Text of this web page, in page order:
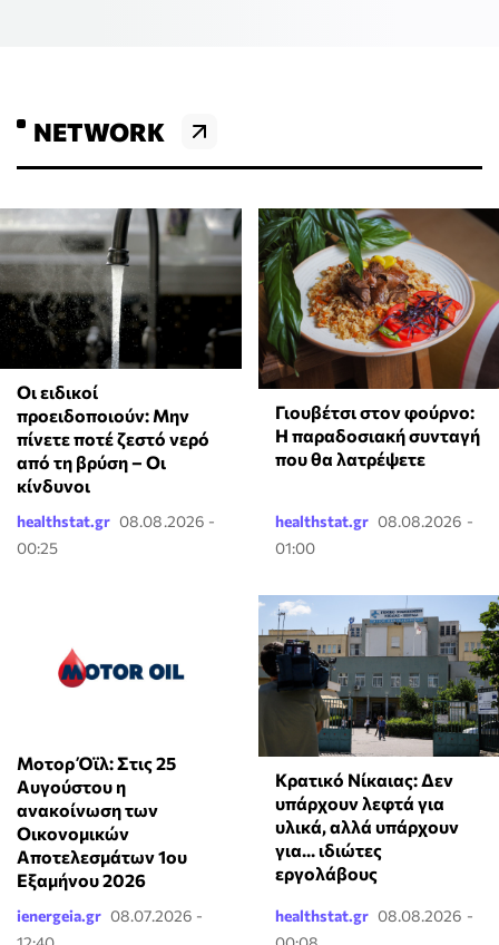
NETWORK
Οι ειδικοί
προειδοποιούν: Μην
πίνετε ποτέ ζεστό νερό
από τη βρύση – Οι
κίνδυνοι
healthstat.gr 08.08.2026 -
00:25
Γιουβέτσι στον φούρνο:
Η παραδοσιακή συνταγή
που θα λατρέψετε
healthstat.gr 08.08.2026 -
01:00
Μοτορ Όϊλ: Στις 25
Αυγούστου η
ανακοίνωση των
Οικονομικών
Αποτελεσμάτων 1ου
Εξαμήνου 2026
ienergeia.gr 08.07.2026 -
Κρατικό Νίκαιας: Δεν
υπάρχουν λεφτά για
υλικά, αλλά υπάρχουν
για... ιδιώτες
εργολάβους
healthstat.gr 08.08.2026 -